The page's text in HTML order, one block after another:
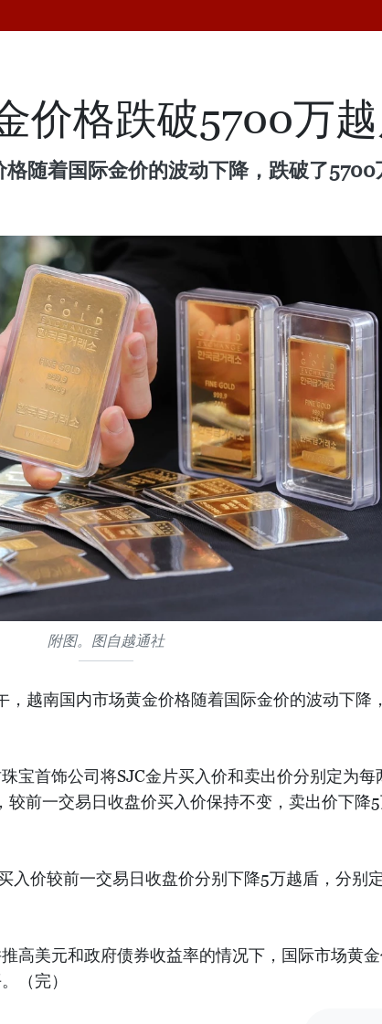
价格跌破5700万
随着国际金价的波动下降，跌破了5700
附图。图自越通社
越南国内市场黄金价格随着国际金价的波动下降
宝首饰公司将SJC金片买入价和卖出价分别定为每
较前一交易日收盘价买入价保持不变，卖出价下降
入价较前一交易日收盘价分别下降5万越盾，分别
高美元和政府债券收益率的情况下，国际市场黄
（完）